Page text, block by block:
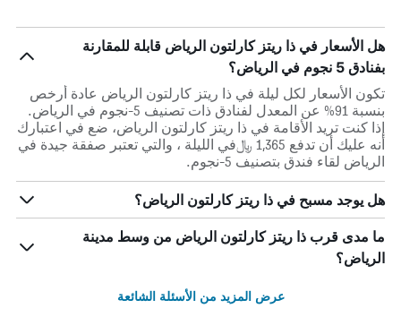
هل الأسعار في ذا ريتز كارلتون الرياض قابلة للمقارنة
بفنادق 5 نجوم في الرياض؟
تكون الأسعار لكل ليلة في ذا ريتز كارلتون الرياض عادة أرخص
بنسبة 91% عن المعدل لفنادق ذات تصنيف 5-نجوم في الرياض.
إذا كنت تريد الأقامة في ذا ريتز كارلتون الرياض، ضع في اعتبارك
أنه عليك أن تدفع 1,365 ﷼في الليلة ، والتي تعتبر صفقة جيدة في
الرياض لقاء فندق بتصنيف 5-نجوم.
هل يوجد مسبح في ذا ريتز كارلتون الرياض؟
ما مدى قرب ذا ريتز كارلتون الرياض من وسط مدينة
الرياض؟
عرض المزيد من الأسئلة الشائعة